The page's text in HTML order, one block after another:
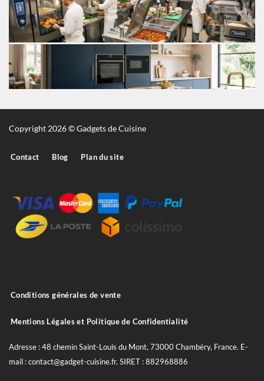
Copyright 2026 © Gadgets de Cuisine
Contact Blog Plan du site
Conditions générales de vente
Mentions Légales et Politique de Confidentialité
Adresse : 48 chemin Saint-Louis du Mont, 73000 Chambéry, France. E-
mail : contact@gadget-cuisine.fr. SIRET : 882968886